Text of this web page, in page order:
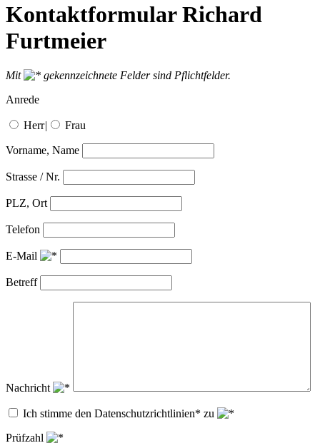
Kontaktformular Richard
Furtmeier
Mit
gekennzeichnete Felder sind Pflichtfelder.
Anrede
Herr| Frau
Vorname, Name
Strasse / Nr.
PLZ, Ort
Telefon
E-Mail
Betreff
Nachricht
Ich stimme den Datenschutzrichtlinien* zu
Prüfzahl